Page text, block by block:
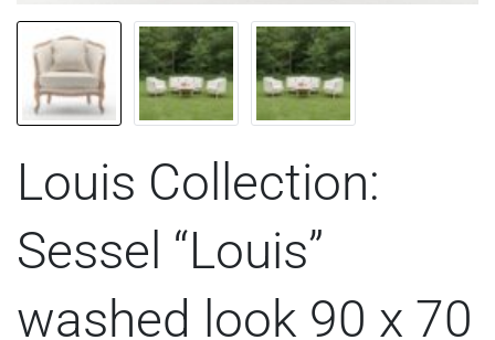
Louis Collection:
Sessel “Louis”
washed look 90 x 70